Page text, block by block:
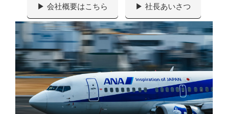
▶ 会社概要はこちら ▶ 社長あいさつ